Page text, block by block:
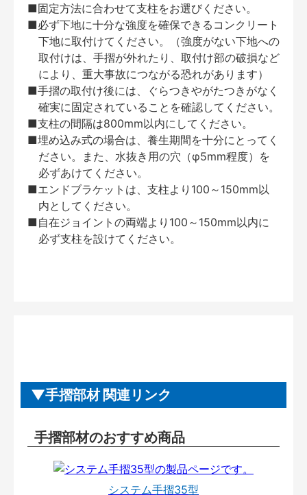
■固定方法に合わせて支柱をお選びください。
■必ず下地に十分な強度を確保できるコンクリート
下地に取付けてください。（強度がない下地への
取付けは、手摺が外れたり、取付け部の破損など
により、重大事故につながる恐れがあります）
■手摺の取付け後には、ぐらつきやがたつきがなく
確実に固定されていることを確認してください。
■支柱の間隔は800mm以内にしてください。
■埋め込み式の場合は、養生期間を十分にとってく
ださい。また、水抜き用の穴（φ5mm程度）を
必ずあけてください。
■エンドブラケットは、支柱より100～150mm以
内としてください。
■自在ジョイントの両端より100～150mm以内に
必ず支柱を設けてください。
手摺部材 関連リンク
手摺部材のおすすめ商品
システム手摺35型